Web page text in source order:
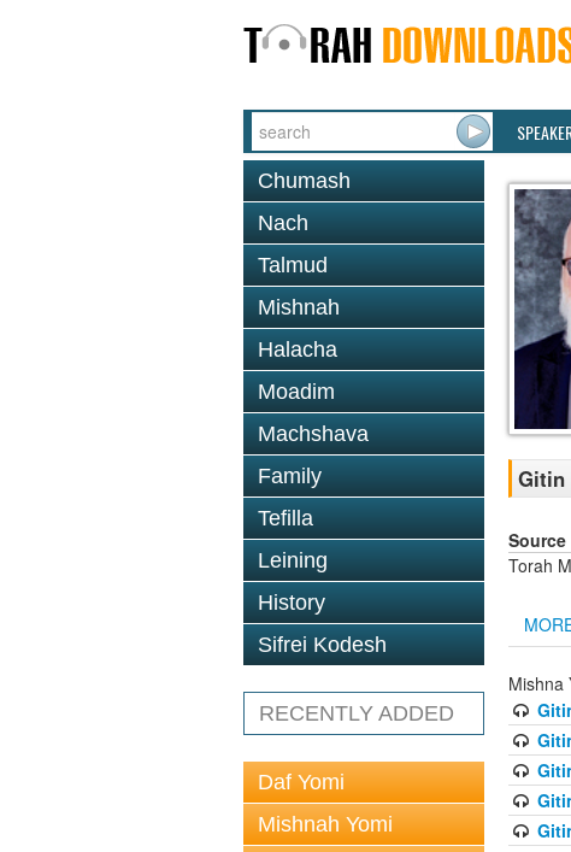
Chumash
Nach
Talmud
Mishnah
Halacha
Moadim
Machshava
Family
Tefilla
Leining
History
Sifrei Kodesh
RECENTLY ADDED
Daf Yomi
Mishnah Yomi
Gitin
Source
Torah
Mishna